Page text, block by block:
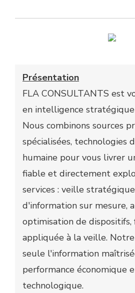
Présentation
FLA CONSULTANTS est
en intelligence
Nous combinons sources
spécialisées, technologies
humaine pour vous livrer
fiable et directement
services : veille
d'information sur mesure,
optimisation de
appliquée à la veille.
seule l'information
performance économique
technologique.